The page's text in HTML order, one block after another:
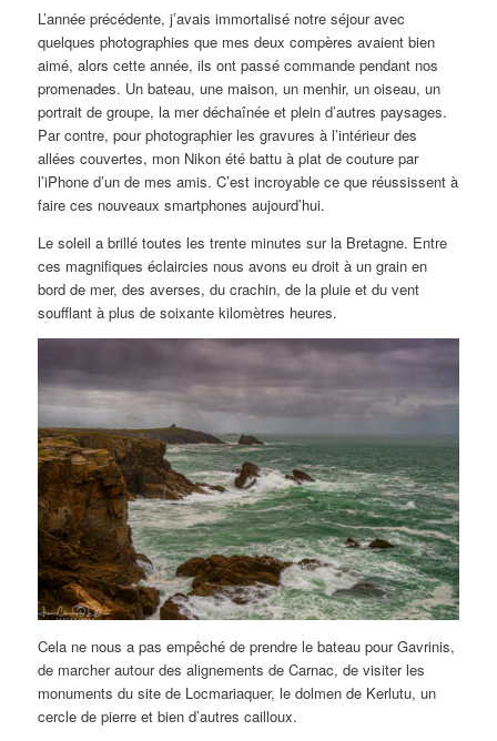
L’année précédente, j’avais immortalisé notre séjour avec
quelques photographies que mes deux compères avaient bien
aimé, alors cette année, ils ont passé commande pendant nos
promenades. Un bateau, une maison, un menhir, un oiseau, un
portrait de groupe, la mer déchaînée et plein d’autres paysages.
Par contre, pour photographier les gravures à l’intérieur des
allées couvertes, mon Nikon été battu à plat de couture par
l’iPhone d’un de mes amis. C’est incroyable ce que réussissent à
faire ces nouveaux smartphones aujourd’hui.
Le soleil a brillé toutes les trente minutes sur la Bretagne. Entre
ces magnifiques éclaircies nous avons eu droit à un grain en
bord de mer, des averses, du crachin, de la pluie et du vent
soufflant à plus de soixante kilomètres heures.
Cela ne nous a pas empêché de prendre le bateau pour Gavrinis,
de marcher autour des alignements de Carnac, de visiter les
monuments du site de Locmariaquer, le dolmen de Kerlutu, un
cercle de pierre et bien d’autres cailloux.